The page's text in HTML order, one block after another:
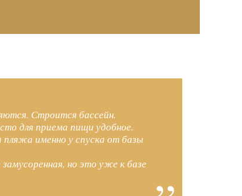
Строится бассейн.
для приема пищи удобное.
пляжа именно у спуска от базы
но это уже к базе